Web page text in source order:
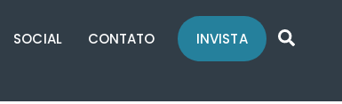
Search
SOCIAL CONTATO INVISTA